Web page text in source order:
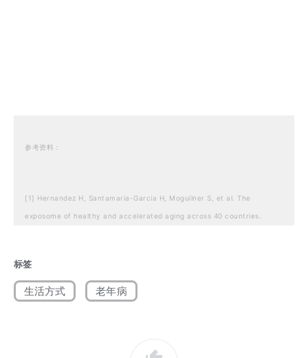
参考资料：
[1] Hernandez H, Santamaria-Garcia H, Moguilner S, et al. The
exposome of healthy and accelerated aging across 40 countries.
[2] Shoham N, Lewis G, Favarato G, Cooper C. Prevalence of anxiety
disorders and symptoms in people with hearing impairment: a
systematic review. Social Psychiatry and Psychiatric Epidemiology.
[3] Shoham N, Lewis G, Favarato G, Cooper C. Prevalence of anxiety
标签
生活方式 老年病